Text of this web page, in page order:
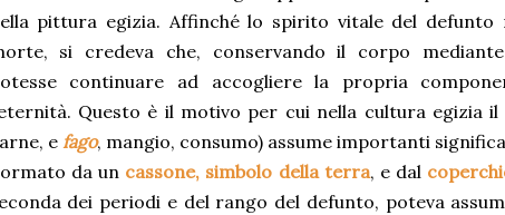
pittura egizia. Affinché lo spirito vitale del defunto
si credeva che, conservando il corpo
continuare ad accogliere la propria
Questo è il motivo per cui nella cultura egizia il
e fago, mangio, consumo) assume importanti
da un cassone, simbolo della terra, e dal
dei periodi e del rango del defunto, poteva